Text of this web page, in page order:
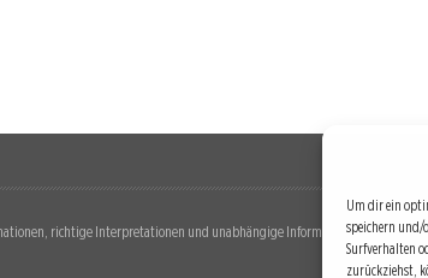
Um dir ein
speichern und/
Surfverhalten
zurückziehst,
richtige Interpretationen und unabhängige Informationsquellen.